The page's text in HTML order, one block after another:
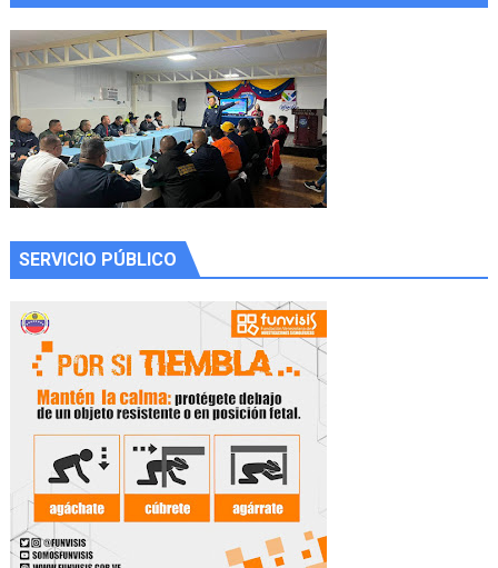
SERVICIO PÚBLICO